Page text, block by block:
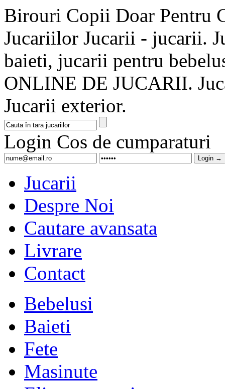
Birouri Copii Doar Pentru
Jucariilor Jucarii - jucarii.
baieti, jucarii pentru
ONLINE DE JUCARII.
Jucarii exterior.
Login Cos de cumparaturi
Jucarii
Despre Noi
Cautare avansata
Livrare
Contact
Bebelusi
Baieti
Fete
Masinute